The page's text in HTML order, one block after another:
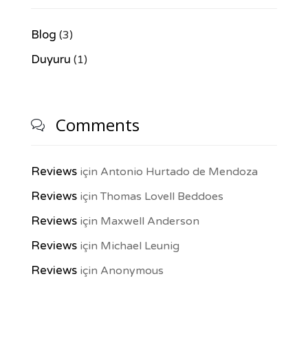
Blog (3)
Duyuru (1)
 Comments
Reviews için Antonio Hurtado de Mendoza
Reviews için Thomas Lovell Beddoes
Reviews için Maxwell Anderson
Reviews için Michael Leunig
Reviews için Anonymous